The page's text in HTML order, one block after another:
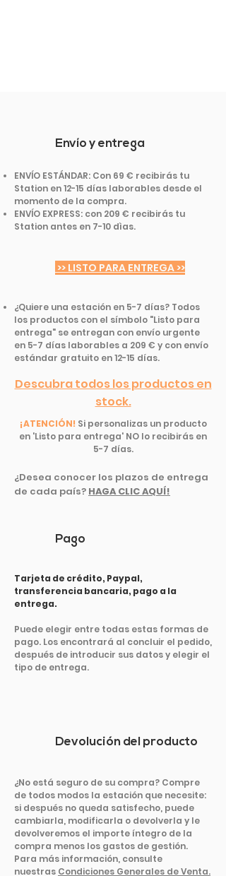
Envío y entrega
ENVÍO ESTÁNDAR: Con 69 € recibirás tu
Station en 12-15 días laborables desde el
momento de la compra.
ENVÍO EXPRESS: con 209 € recibirás tu
Station antes en 7-10 dìas.
>> LISTO PARA ENTREGA >>
¿Quiere una estación en 5-7 días? Todos
los productos con el símbolo "Listo para
entrega" se entregan con envío urgente
en 5-7 días laborables a 209 € y con envío
estándar gratuito en 12-15 días.
Descubra todos los productos en
stock.
¡ATENCIÓN! Si personalizas un producto
en 'Listo para entrega' NO lo recibirás en
5-7 días.
¿Desea conocer los plazos de entrega
de cada país? HAGA CLIC AQUÍ!
Pago
Tarjeta de crédito, Paypal,
transferencia bancaria, pago a la
entrega.
Puede elegir entre todas estas formas de
pago. Los encontrará al concluir el pedido,
después de introducir sus datos y elegir el
tipo de entrega.
Devolución del producto
¿No está seguro de su compra? Compre
de todos modos la estación que necesite:
si después no queda satisfecho, puede
cambiarla, modificarla o devolverla y le
devolveremos el importe íntegro de la
compra menos los gastos de gestión.
Para más información, consulte
nuestras Condiciones Generales de Venta.